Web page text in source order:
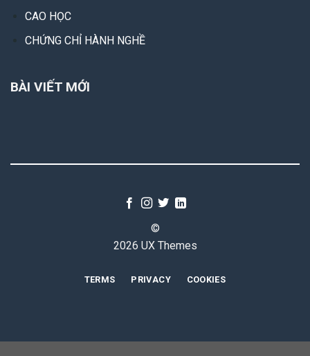
CAO HỌC
CHỨNG CHỈ HÀNH NGHỀ
BÀI VIẾT MỚI
©
2026 UX Themes
TERMS PRIVACY COOKIES